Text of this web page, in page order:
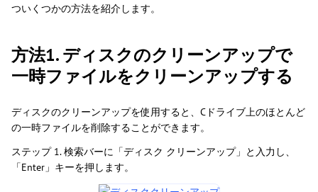
ついくつかの方法を紹介します。
方法1. ディスクのクリーンアップで
一時ファイルをクリーンアップする
ディスクのクリーンアップを使用すると、Cドライブ上のほとんど
の一時ファイルを削除することができます。
ステップ 1. 検索バーに「ディスク クリーンアップ」と入力し、
「Enter」キーを押します。